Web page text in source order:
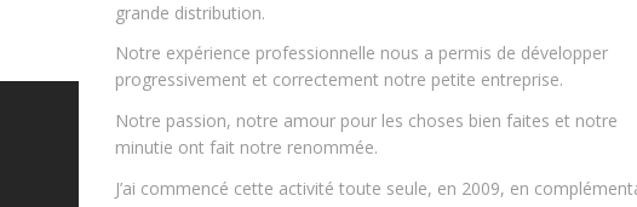
grande distribution.
Notre expérience professionnelle nous a permis de développer
progressivement et correctement notre petite entreprise.
Notre passion, notre amour pour les choses bien faites et notre
minutie ont fait notre renommée.
J’ai commencé cette activité toute seule, en 2009, en